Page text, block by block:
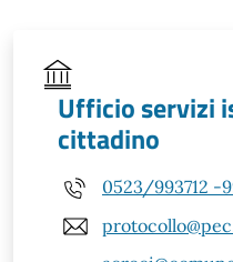
Ufficio servizi
cittadino
0523/993712 -